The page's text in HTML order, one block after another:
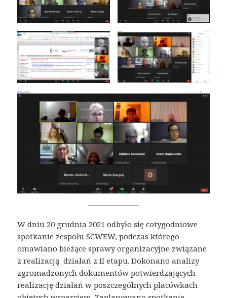
W dniu 20 grudnia 2021 odbyło się cotygodniowe
spotkanie zespołu SCWEW, podczas którego
omawiano bieżące sprawy organizacyjne związane
z realizacją działań z II etapu. Dokonano analizy
zgromadzonych dokumentów potwierdzających
realizację działań w poszczególnych placówkach